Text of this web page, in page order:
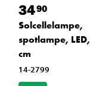
3490
Solcellelampe,
spotlampe,
cm
14-2799